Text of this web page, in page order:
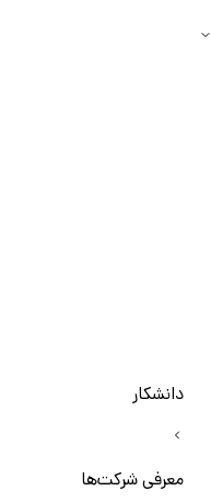
دانشکار
معرفی شرکت‌ها